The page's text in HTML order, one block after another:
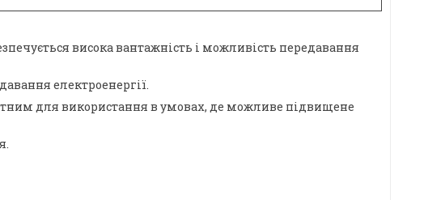
висока вантажність і можливість передавання
електроенергії.
для використання в умовах, де можливе підвищене